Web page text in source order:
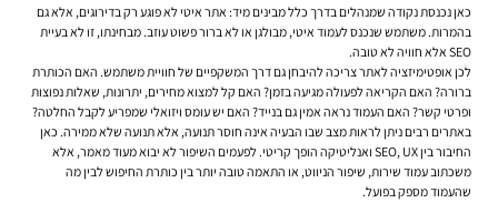
כאן נכנסת נקודה שמנהלים בדרך כלל מבינים מיד: אתר איטי לא פוגע רק בדירוגים, אלא גם
בהמרות. משתמש שנכנס לעמוד איטי, מבולגן או לא ברור פשוט עוזב. מבחינתו, זו לא בעיית
SEO אלא חוויה לא טובה.
לכן אופטימיזציה לאתר צריכה להיבחן גם דרך המשקפיים של חוויית משתמש. האם הכותרת
ברורה? האם הקריאה לפעולה מגיעה בזמן? האם קל למצוא מחירים, יתרונות, שאלות נפוצות
ופרטי קשר? האם העמוד נראה אמין גם בנייד? האם יש עומס ויזואלי שמפריע לקבל החלטה?
באתרים רבים ניתן לראות מצב שבו הבעיה אינה חוסר תנועה, אלא תנועה שלא ממירה. כאן
החיבור בין SEO, UX ואנליטיקה הופך קריטי. לפעמים השיפור לא יבוא מעוד מאמר, אלא
משכתוב עמוד שירות, שיפור הניווט, או התאמה טובה יותר בין כותרת החיפוש לבין מה
שהעמוד מספק בפועל.